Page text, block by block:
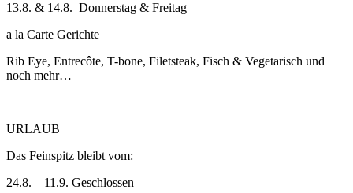
13.8. & 14.8. Donnerstag & Freitag
a la Carte Gerichte
Rib Eye, Entrecôte, T-bone, Filetsteak, Fisch & Vegetarisch und
noch mehr…
URLAUB
Das Feinspitz bleibt vom:
24.8. – 11.9. Geschlossen